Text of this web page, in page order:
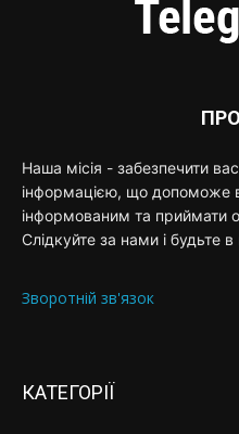
Наша місія - забезпечити
інформацією, що допоможе
інформованим та приймати
Слідкуйте за нами і будьте в
Зворотній зв'язок
КАТЕГОРІЇ